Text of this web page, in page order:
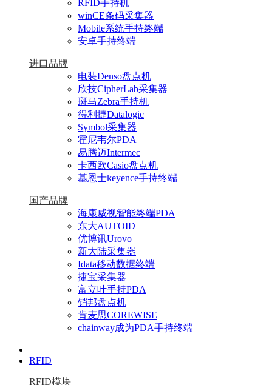
RFID手持机
winCE条码采集器
Mobile系统手持终端
安卓手持终端
进口品牌
电装Denso盘点机
欣技CipherLab采集器
斑马Zebra手持机
得利捷Datalogic
Symbol采集器
霍尼韦尔PDA
易腾迈Intermec
卡西欧Casio盘点机
基恩士keyence手持终端
国产品牌
海康威视智能终端PDA
东大AUTOID
优博讯Urovo
新大陆采集器
Idata移动数据终端
捷宝采集器
富立叶手持PDA
销邦盘点机
肯麦思COREWISE
chainway成为PDA手持终端
|
RFID
RFID模块